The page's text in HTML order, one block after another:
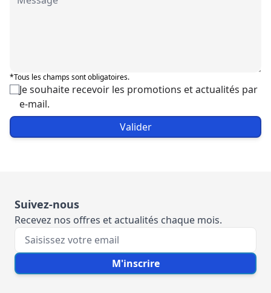
*Tous les champs sont obligatoires.
Je souhaite recevoir les promotions et actualités par
e-mail.
Valider
Suivez-nous
Recevez nos offres et actualités chaque mois.
Votre e-mail M'inscrire